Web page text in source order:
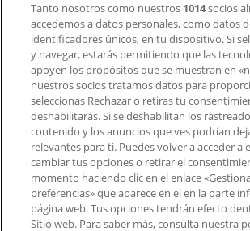
Contacto comercial y de
Tienda mal colocada en el mapa
Notificar un folleto
¿Encontraste un problema en la
aplicación?
Índices
Marcas
Marcas locales
Tanto nosotros como nuestros 1014socios
accedemos a datos personales, como datos
identificadores únicos, en tu dispositivo. Si
y navegar, estarás permitiendo que las
apoyen los propósitos que se muestran en
nuestros socios tratamos datos para
seleccionas Rechazar o retiras tu
deshabilitarás. Si se deshabilitan los
contenido y los anuncios que ves podrían
relevantes para ti. Puedes volver a acceder a
cambiar tus opciones o retirar el
momento haciendo clic en el enlace
preferencias» que aparece en el en la parte
página web. Tus opciones tendrán efecto
Sitio web. Para saber más, consulta nuestra